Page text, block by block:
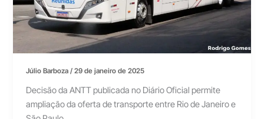
Júlio Barboza/29 de janeiro de 2025
Decisão da ANTT publicada no Diário Oficial permite
ampliação da oferta de transporte entre Rio de Janeiro e